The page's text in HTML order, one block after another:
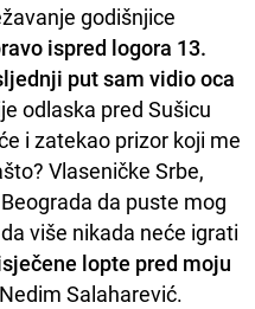
godišnjice
ispred logora 13.
put sam vidio oca
odlaska pred Sušicu
i zatekao prizor koji me
Vlaseničke Srbe,
da puste mog
više nikada neće igrati
lopte pred moju
Salaharević.